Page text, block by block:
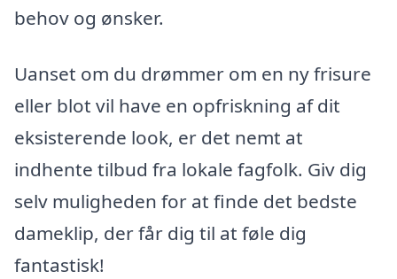
behov og ønsker.
Uanset om du drømmer om en ny frisure
eller blot vil have en opfriskning af dit
eksisterende look, er det nemt at
indhente tilbud fra lokale fagfolk. Giv dig
selv muligheden for at finde det bedste
dameklip, der får dig til at føle dig
fantastisk!